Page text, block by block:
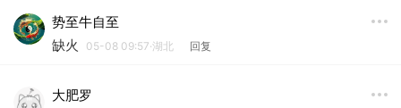
势至牛自至
缺火
05-08 09:57·湖北 回复
大肥罗